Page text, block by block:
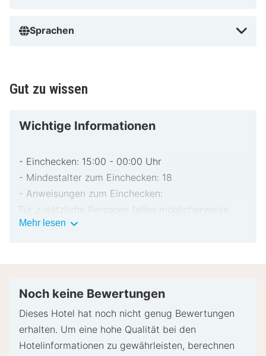
Sprachen
Gut zu wissen
Wichtige Informationen
- Einchecken: 15:00 - 00:00 Uhr
- Mindestalter zum Einchecken: 18
- Anweisungen zum Einchecken:
Für zusätzliche Personen fallen möglicherweise
Gebühren an, die abhängig von den Bestimmungen
Aufwendungen verlangt.
versucht, Sonderwünschen entgegenzukommen,
Mehr lesen Wichtige
Noch keine Bewertungen
Dieses Hotel hat noch nicht genug Bewertungen
erhalten. Um eine hohe Qualität bei den
Hotelinformationen zu gewährleisten, berechnen